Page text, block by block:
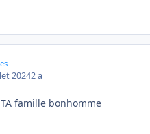
20242 a
famille bonhomme